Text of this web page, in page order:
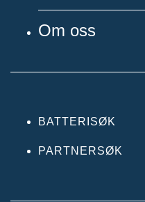
Om oss
BATTERISØK
PARTNERSØK